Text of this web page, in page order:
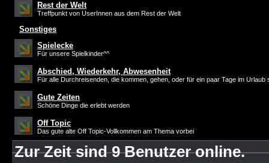
Rest der Welt
Treffpunkt von UserInnen aus dem Rest der Welt
Sonstiges
Spielecke
Für unsere Spielkinder^^
Abschied, Wiederkehr, Abwesenheit
Für alle Durchreisenden, die kommen, gehen, oder für ein paar Tage im Urlaub
Gute Zeiten
Schöne Dinge die erlebt werden
Off Topic
Das gute alte Off Topic-Vollkommen am Thema vorbei
Zur Zeit sind 9 Benutzer online.